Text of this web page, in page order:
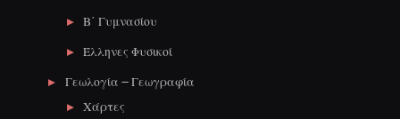
Β΄ Γυμνασίου
Έλληνες Φυσικοί
Γεωλογία – Γεωγραφία
Χάρτες